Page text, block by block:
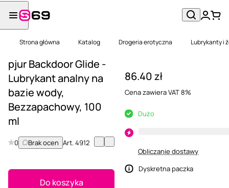
Strona główna Katalog Drogeria erotyczna Lubrykanty i
pjur Backdoor Glide -
Lubrykant analny na
bazie wody,
Bezzapachowy, 100
ml
0 Brak ocen Art.4912
Do koszyka
86.40 zł
Cena zawiera VAT 8%
Dużo
Obliczanie dostawy
Dyskretna paczka